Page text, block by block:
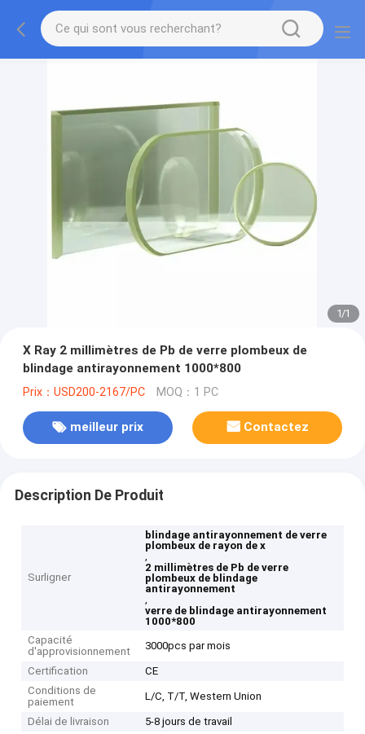
1/1
X Ray 2 millimètres de Pb de verre plombeux de
blindage antirayonnement 1000*800
Prix：USD200-2167/PC MOQ：1 PC
meilleur prix Contactez
Description De Produit
Surligner
blindage antirayonnement de verre
plombeux de rayon de x
,
2 millimètres de Pb de verre
plombeux de blindage
antirayonnement
,
verre de blindage antirayonnement
1000*800
Capacité
d'approvisionnement
3000pcs par mois
Certification
CE
Conditions de
paiement
L/C, T/T, Western Union
Délai de livraison 5-8 jours de travail